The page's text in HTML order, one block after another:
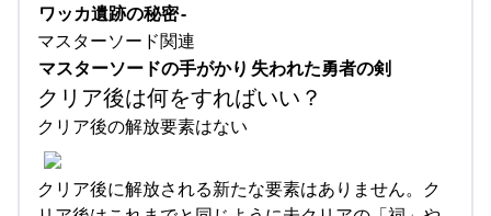
ワッカ遺跡の秘密-
マスターソード関連
マスターソードの手がかり 失われた勇者の剣
クリア後は何をすればいい？
クリア後の解放要素はない
クリア後に解放される新たな要素はありません。ク